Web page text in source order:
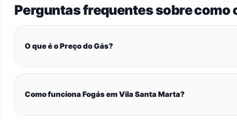
Perguntas frequentes sobre como
O que é o Preço do Gás?
Como funciona Fogás em Vila Santa Marta?